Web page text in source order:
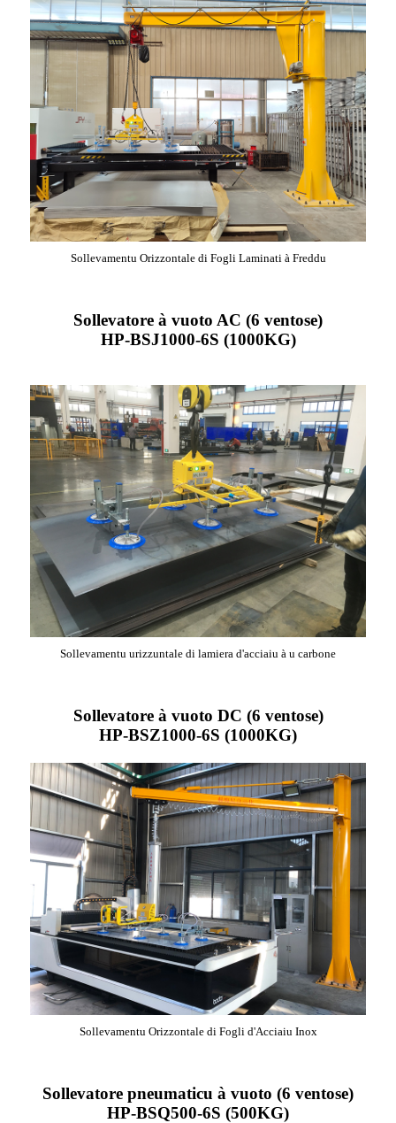
Sollevamentu Orizzontale di Fogli Laminati à Freddu
Sollevatore à vuoto AC (6 ventose)
HP-BSJ1000-6S (1000KG)
Sollevamentu urizzuntale di lamiera d'acciaiu à u carbone
Sollevatore à vuoto DC (6 ventose)
HP-BSZ1000-6S (1000KG)
Sollevamentu Orizzontale di Fogli d'Acciaiu Inox
Sollevatore pneumaticu à vuoto (6 ventose)
HP-BSQ500-6S (500KG)